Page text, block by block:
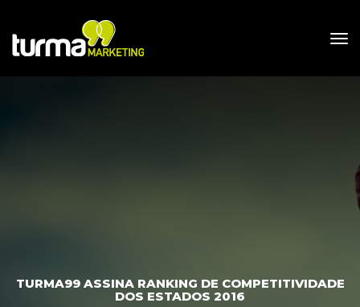
TURMA99 ASSINA RANKING DE COMPETITIVIDADE
DOS ESTADOS 2016